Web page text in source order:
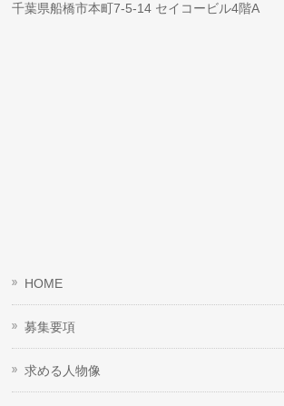
千葉県船橋市本町7-5-14 セイコービル4階A
HOME
募集要項
求める人物像